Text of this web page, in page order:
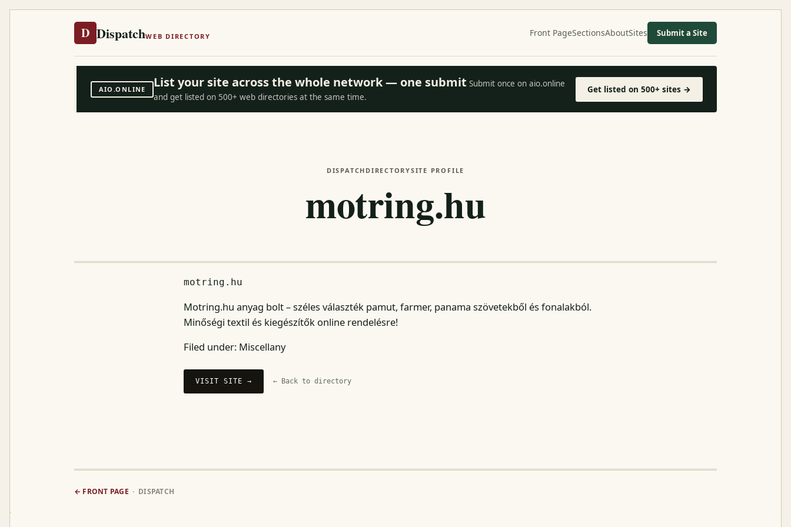
D DispatchWEB DIRECTORY Front PageSectionsAboutSites Submit a Site
AIO.ONLINE List your site across the whole network — one submit Submit once on aio.online
and get listed on 500+ web directories at the same time.
Get listed on 500+ sites →
DISPATCH DIRECTORYSITE PROFILE
motring.hu
motring.hu
Motring.hu anyag bolt – széles választék pamut, farmer, panama szövetekből és fonalakból.
Minőségi textil és kiegészítők online rendelésre!
Filed under: Miscellany
VISIT SITE → ← Back to directory
← FRONT PAGE · DISPATCH